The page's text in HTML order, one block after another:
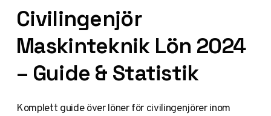
Civilingenjör
Maskinteknik Lön 2024
– Guide & Statistik
Komplett guide över löner för civilingenjörer inom